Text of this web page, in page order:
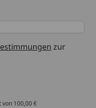
zur
100,00 €